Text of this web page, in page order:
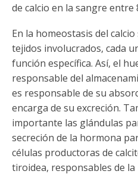
de calcio en la sangre entre
En la homeostasis del
tejidos involucrados, cada
función específica. Así, el
responsable del
es responsable de su
encarga de su excreción.
importante las glándulas
secreción de la hormona
células productoras de
tiroidea, responsables de